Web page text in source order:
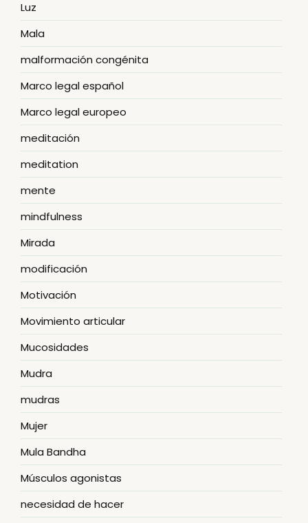
Luz
Mala
malformación congénita
Marco legal español
Marco legal europeo
meditación
meditation
mente
mindfulness
Mirada
modificación
Motivación
Movimiento articular
Mucosidades
Mudra
mudras
Mujer
Mula Bandha
Músculos agonistas
necesidad de hacer